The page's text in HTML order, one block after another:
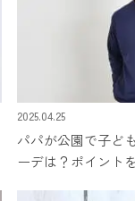
2025.04.25
パパが公園で子ど
ーデは？ポイント